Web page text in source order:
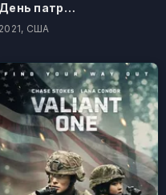
День патриота
2021, США